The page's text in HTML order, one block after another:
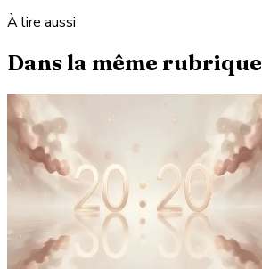
À lire aussi
Dans la même rubrique